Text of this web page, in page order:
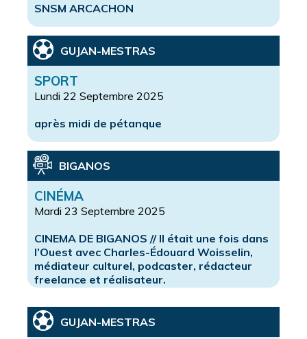
SNSM ARCACHON
GUJAN-MESTRAS
SPORT
Lundi 22 Septembre 2025
après midi de pétanque
BIGANOS
CINÉMA
Mardi 23 Septembre 2025
CINEMA DE BIGANOS // Il était une fois dans
l’Ouest avec Charles-Édouard Woisselin,
médiateur culturel, podcaster, rédacteur
freelance et réalisateur.
GUJAN-MESTRAS